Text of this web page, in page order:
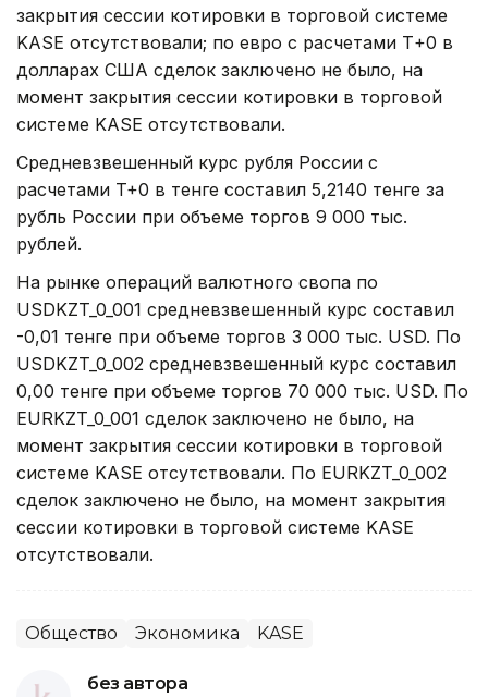
закрытия сессии котировки в торговой системе
KASE отсутствовали; по евро с расчетами Т+0 в
долларах США сделок заключено не было, на
момент закрытия сессии котировки в торговой
системе KASE отсутствовали.
Средневзвешенный курс рубля России с
расчетами T+0 в тенге составил 5,2140 тенге за
рубль России при объеме торгов 9 000 тыс.
рублей.
На рынке операций валютного свопа по
USDKZT_0_001 средневзвешенный курс составил
-0,01 тенге при объеме торгов 3 000 тыс. USD. По
USDKZT_0_002 средневзвешенный курс составил
0,00 тенге при объеме торгов 70 000 тыс. USD. По
EURKZT_0_001 сделок заключено не было, на
момент закрытия сессии котировки в торговой
системе KASE отсутствовали. По EURKZT_0_002
сделок заключено не было, на момент закрытия
сессии котировки в торговой системе KASE
отсутствовали.
Общество Экономика KASE
без автора